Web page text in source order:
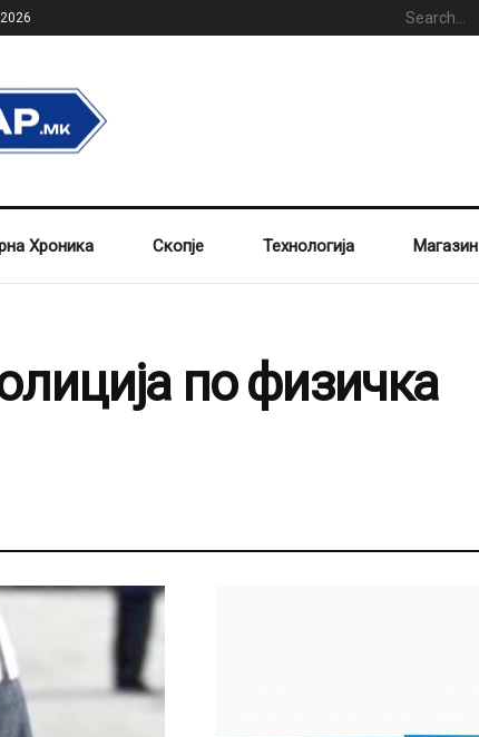
Хроника Скопје Технологија Магазин
по физичка